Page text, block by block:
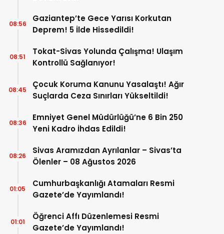
Gaziantep’te Gece Yarısı Korkutan
Deprem! 5 İlde Hissedildi!
08:56
Tokat-Sivas Yolunda Çalışma! Ulaşım
Kontrollü Sağlanıyor!
08:51
Çocuk Koruma Kanunu Yasalaştı! Ağır
Suçlarda Ceza Sınırları Yükseltildi!
08:45
Emniyet Genel Müdürlüğü’ne 6 Bin 250
Yeni Kadro İhdas Edildi!
08:36
Sivas Aramızdan Ayrılanlar – Sivas’ta
Ölenler – 08 Ağustos 2026
08:26
Cumhurbaşkanlığı Atamaları Resmi
Gazete’de Yayımlandı!
01:05
Öğrenci Affı Düzenlemesi Resmi
Gazete’de Yayımlandı!
01:01